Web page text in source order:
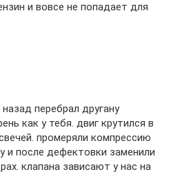
и вовсе не попадает для
перебрал другану
как у тебя. двиг крутился в
промеряли компрессию
и после дефектовки заменили
клапана зависают у нас на